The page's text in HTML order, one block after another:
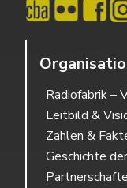
Radiofabrik –
Leitbild &
Zahlen &
Geschichte